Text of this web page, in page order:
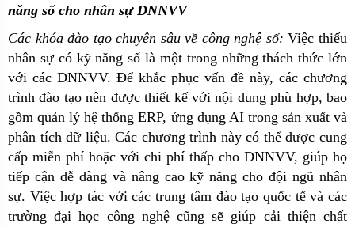
năng số cho nhân sự DNNVV
Các khóa đào tạo chuyên sâu về công nghệ số: Việc thiếu
nhân sự có kỹ năng số là một trong những thách thức lớn
với các DNNVV. Để khắc phục vấn đề này, các chương
trình đào tạo nên được thiết kế với nội dung phù hợp, bao
gồm quản lý hệ thống ERP, ứng dụng AI trong sản xuất và
phân tích dữ liệu. Các chương trình này có thể được cung
cấp miễn phí hoặc với chi phí thấp cho DNNVV, giúp họ
tiếp cận dễ dàng và nâng cao kỹ năng cho đội ngũ nhân
sự. Việc hợp tác với các trung tâm đào tạo quốc tế và các
trường đại học công nghệ cũng sẽ giúp cải thiện chất